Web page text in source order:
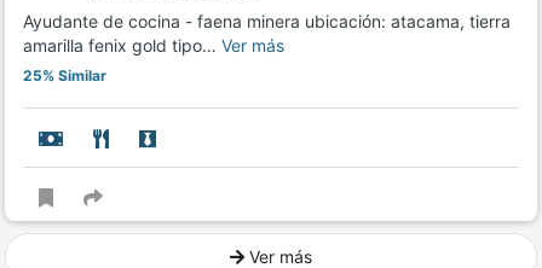
Ayudante de cocina - faena minera ubicación: atacama, tierra
amarilla fenix gold tipo… Ver más
25% Similar
Ver más